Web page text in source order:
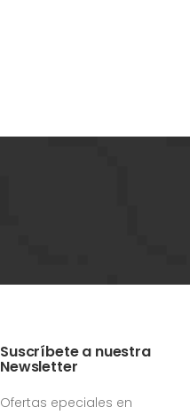
Suscríbete a nuestra
Newsletter
Ofertas epeciales en